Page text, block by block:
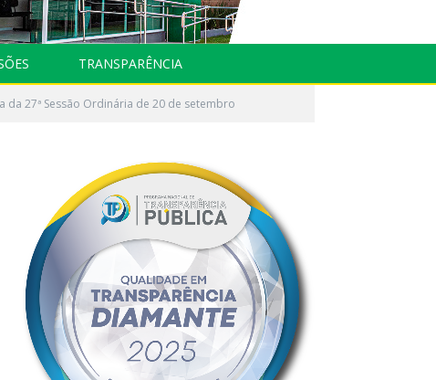
TRANSPARÊNCIA
da 27ª Sessão Ordinária de 20 de setembro